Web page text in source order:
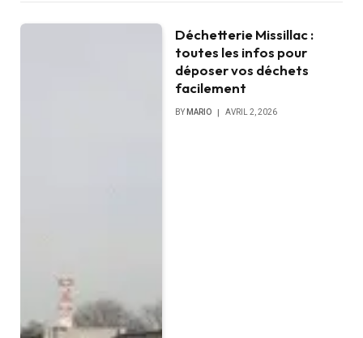
Déchetterie Missillac :
toutes les infos pour
déposer vos déchets
facilement
BY MARIO AVRIL 2, 2026